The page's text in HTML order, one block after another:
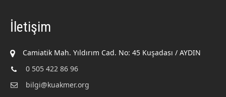
İletişim
Camiatik Mah. Yıldırım Cad. No: 45 Kuşadası / AYDIN
0 505 422 86 96
bilgi@kuakmer.org